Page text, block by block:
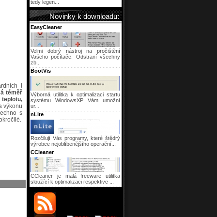
i
téměř
výkonu
s
tedy legen...
Novinky k downloadu:
EasyCleaner
Velmi dobrý nástroj na pročištění
Vašeho počítače. Odstraní všechny
zb...
BootVis
Výborná utilitka k optimalizaci startu
systému WindowsXP Vám umožní
ur...
nLite
Rozčilují Vás programy, které štědrý
výrobce nejoblíbenějšího operační...
CCleaner
CCleaner je malá freeware utilitka
sloužící k optimalizaci respektive ...